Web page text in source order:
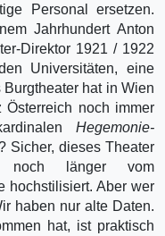
Personal ersetzen.
Jahrhundert Anton
Direktor 1921 / 1922
Universitäten, eine
Burgtheater hat in Wien
noch immer
Hegemonie-
Sicher, dieses Thea­ter
noch länger vom
hochstilisiert. Aber wer
haben nur alte Daten.
hat, ist praktisch